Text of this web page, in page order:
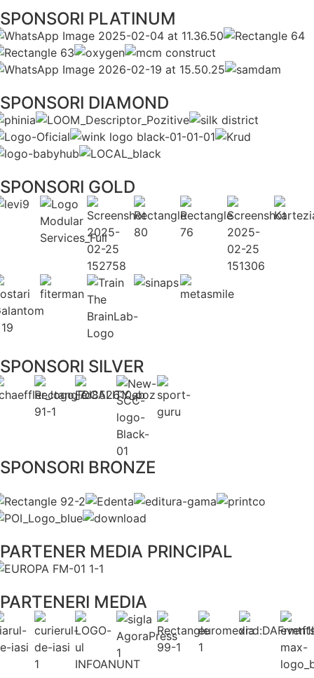
SPONSORI PLATINUM
SPONSORI DIAMOND
SPONSORI GOLD
SPONSORI SILVER
SPONSORI BRONZE
PARTENER MEDIA PRINCIPAL
PARTENERI MEDIA